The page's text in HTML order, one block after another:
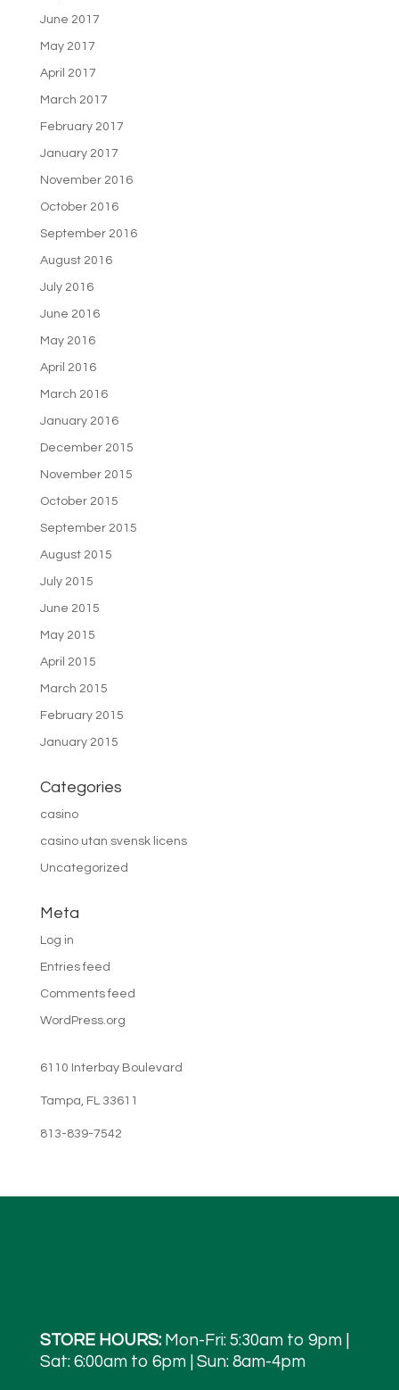
June 2017
May 2017
April 2017
March 2017
February 2017
January 2017
November 2016
October 2016
September 2016
August 2016
July 2016
June 2016
May 2016
April 2016
March 2016
January 2016
December 2015
November 2015
October 2015
September 2015
August 2015
July 2015
June 2015
May 2015
April 2015
March 2015
February 2015
January 2015
Categories
casino
casino utan svensk licens
Uncategorized
Meta
Log in
Entries feed
Comments feed
WordPress.org
6110 Interbay Boulevard
Tampa, FL 33611
813-839-7542
STORE HOURS: Mon-Fri: 5:30am to 9pm |
Sat: 6:00am to 6pm | Sun: 8am-4pm